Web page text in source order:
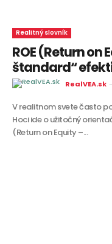
Realitný slovník
ROE (Return on
štandard“
RealVEA.sk -
V realitnom svete často
Hoci ide o užitočný
(Return on Equity –...